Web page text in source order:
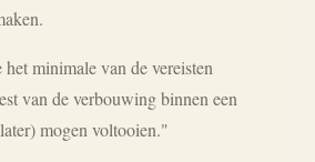
minimale van de vereisten
van de verbouwing binnen een
mogen voltooien."